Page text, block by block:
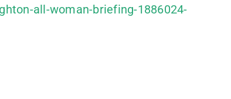
all-woman-briefing-1886024-